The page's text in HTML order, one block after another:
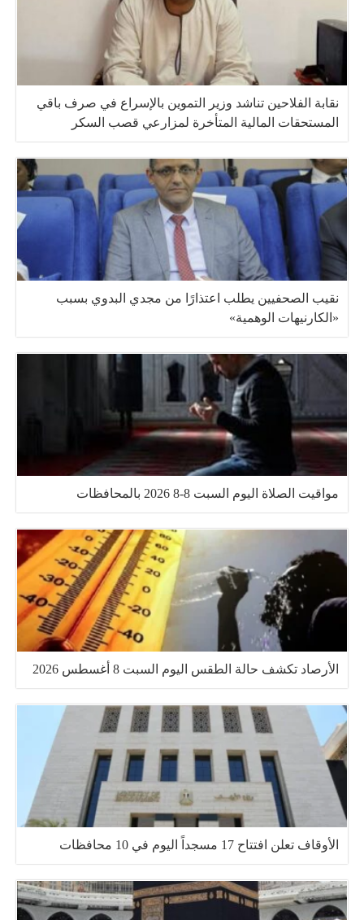
نقابة الفلاحين تناشد وزير التموين بالإسراع في صرف باقي
المستحقات المالية المتأخرة لمزارعي قصب السكر
نقيب الصحفيين يطلب اعتذارًا من مجدي البدوي بسبب
«الكارنيهات الوهمية»
مواقيت الصلاة اليوم السبت 8-8 2026 بالمحافظات
الأرصاد تكشف حالة الطقس اليوم السبت 8 أغسطس 2026
الأوقاف تعلن افتتاح 17 مسجداً اليوم في 10 محافظات